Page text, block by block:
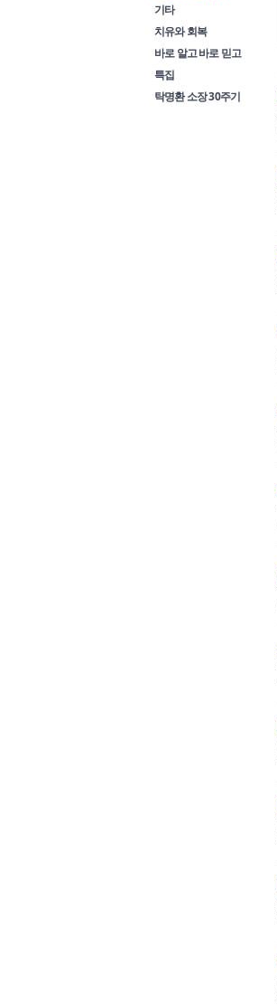
기타
치유와 회복
바로 알고 바로 믿고
특집
탁명환 소장 30주기